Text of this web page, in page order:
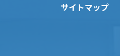
サイトマップ